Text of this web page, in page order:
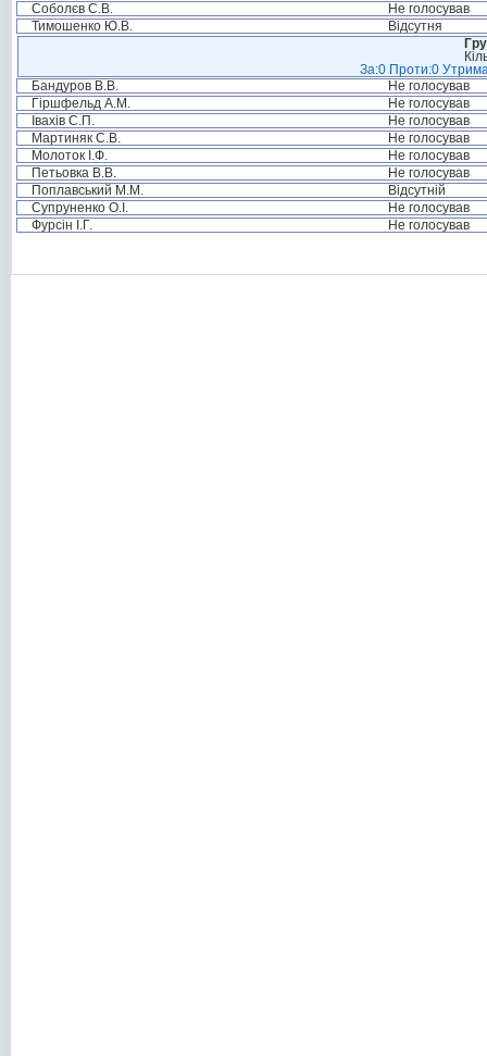
Соболєв С.В.
Не голосував
Тимошенко Ю.В.
Відсутня
За:0 Проти:0
Бандуров В.В.
Не голосував
Гіршфельд А.М.
Не голосував
Івахів С.П.
Не голосував
Мартиняк С.В.
Не голосував
Молоток І.Ф.
Не голосував
Петьовка В.В.
Не голосував
Поплавський М.М.
Відсутній
Супруненко О.І.
Не голосував
Фурсін І.Г.
Не голосував